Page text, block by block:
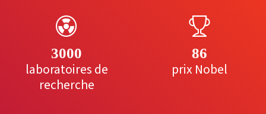
3000
laboratoires de
recherche
86
prix Nobel